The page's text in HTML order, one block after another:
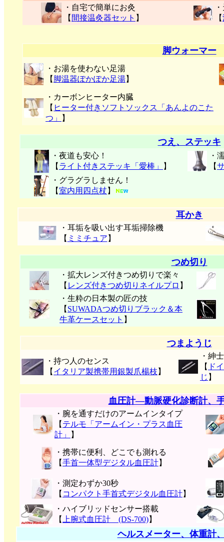
・自宅で簡単にお灸
【 間接温灸器セット 】
【
脚ウォーマー
・お湯を使わない足湯
【 脚温器ぽかぽか足湯】
・カーボンヒーター内臓
【 ヒーター付きソフトソックス「あんよのこた
つ」
】
つえ、ステッキ
・夜道も安心！
【 ライト付きステッキ「愛棒」 】
・
【
・グラグラしません！
【室内用四点杖 】
耳かき
・耳垢を吸い出す耳垢掃除機
【 ミミチュア 】
つめ切り
・拡大レンズ付きつめ切りで楽々
【 レンズ付きつめ切りネイルプロ 】
・生粋の日本製の匠の技
【 SUWADAつめ切りブラック＆本
牛革ケースセット 】
つまようじ
・持つ人のセンス
【 イタリア製携帯用銀製爪楊枝 】
・紳
【 ド
じ 】
血圧計―動脈硬化診断計、
・腕を通すだけのアームインタイプ
【 テルモ「アームイン・プラス血圧
計」
】
・携帯に便利、どこでも測れる
【手首一体型デジタル血圧計】
・測定わずか30秒
【 コンパクト手首式デジタル血圧計】
・ハイブリッドセンサー搭載
【
上腕式血圧計 (DS-700)】
ヘルスメーター、体重計